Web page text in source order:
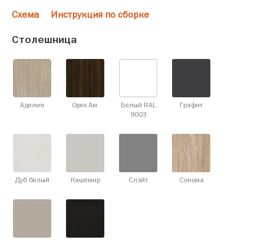
Схема Инструкция по сборке
Столешница
Аделия Орех Ам.
Белый RAL
9003
Графит
Дуб белый Кашемир Слэйт Сонома